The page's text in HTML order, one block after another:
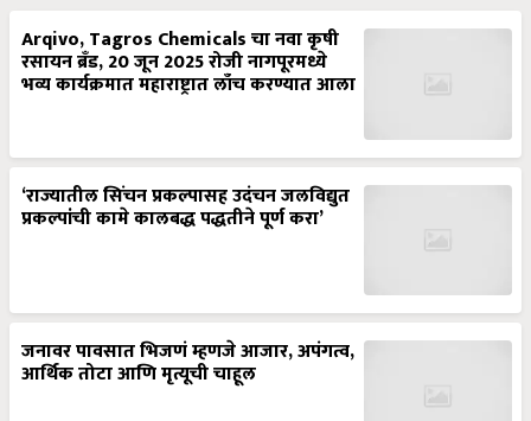
Arqivo, Tagros Chemicals चा नवा कृषी
रसायन ब्रँड, 20 जून 2025 रोजी नागपूरमध्ये
भव्य कार्यक्रमात महाराष्ट्रात लाँच करण्यात आला
‘राज्यातील सिंचन प्रकल्पासह उदंचन जलविद्युत
प्रकल्पांची कामे कालबद्ध पद्धतीने पूर्ण करा’
जनावर पावसात भिजणं म्हणजे आजार, अपंगत्व,
आर्थिक तोटा आणि मृत्यूची चाहूल